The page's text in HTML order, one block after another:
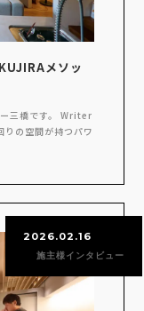
メソッ
三橋です。 Writer
りの空間が持つパワ
2026.02.16
施主様インタビュー